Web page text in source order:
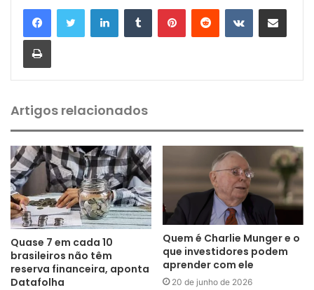
Artigos relacionados
Quase 7 em cada 10
brasileiros não têm
reserva financeira, aponta
Datafolha
Quem é Charlie Munger e o
que investidores podem
aprender com ele
20 de junho de 2026